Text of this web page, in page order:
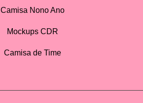
Camisa Nono Ano
Mockups CDR
Camisa de Time